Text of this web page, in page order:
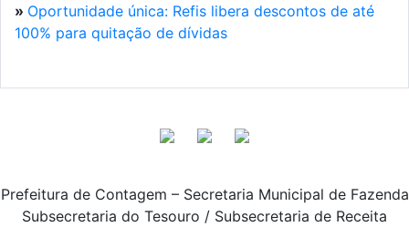
» Oportunidade única: Refis libera descontos de até
100% para quitação de dívidas
Prefeitura de Contagem – Secretaria Municipal de Fazenda
Subsecretaria do Tesouro / Subsecretaria de Receita